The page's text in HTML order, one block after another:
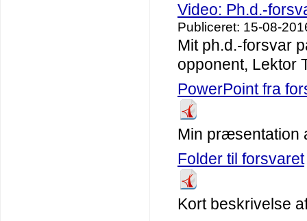
Video: Ph.d.-
Publiceret: 15-08-
Mit ph.d.-forsvar
opponent, Lektor
PowerPoint fra
Min præsentation
Folder til forsvaret
Kort beskrivelse